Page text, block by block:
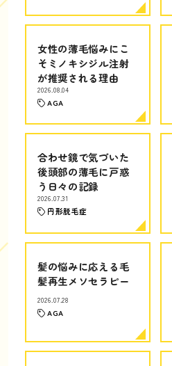
女性の薄毛悩みにこ
そミノキシジル注射
が推奨される理由
2026.08.04
AGA
合わせ鏡で気づいた
後頭部の薄毛に戸惑
う日々の記録
2026.07.31
円形脱毛症
髪の悩みに応える毛
髪再生メソセラピー
2026.07.28
AGA